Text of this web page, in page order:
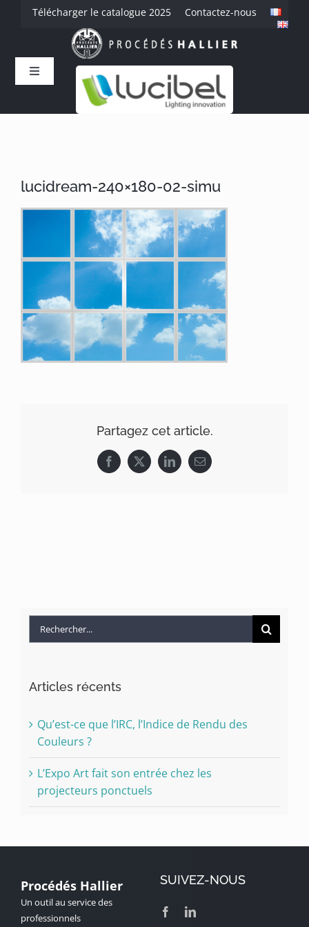
PasserTélécharger le catalogue 2025 Contactez-nous
Toggle
Navigation
Références
lucidream-240×180-02-simu
Partagez cet article.
Facebook
X LinkedInEmail
Rechercher:
Articles récents
Qu’est-ce que l’IRC, l’Indice de Rendu des
Couleurs ?
L’Expo Art fait son entrée chez les
projecteurs ponctuels
Procédés Hallier
Un outil au service des
professionnels
SUIVEZ-NOUS